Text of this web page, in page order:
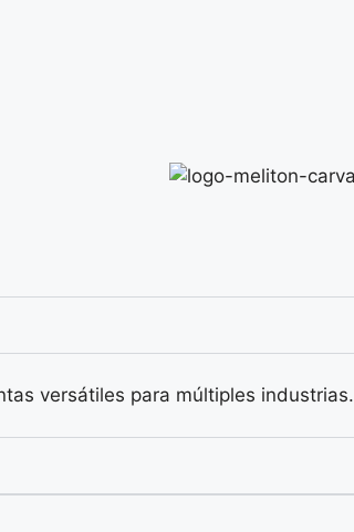
versátiles para múltiples industrias.